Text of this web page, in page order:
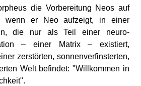
die Vorbereitung Neos auf
wenn er Neo aufzeigt, in einer
die nur als Teil einer neuro-
– einer Matrix – existiert,
zerstörten, sonnenverfinsterten,
Welt befindet: "Willkommen in